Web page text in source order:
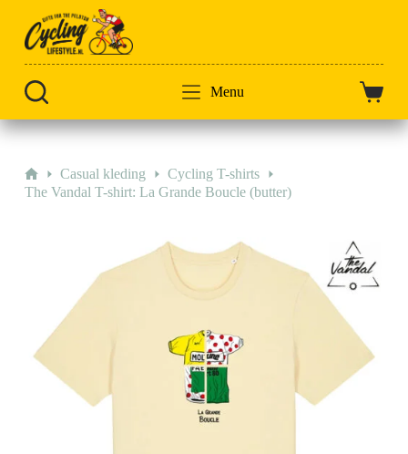
artikel
Menu
HomeCasual kleding
Cycling T-shirts
The Vandal T-shirt: La Grande Boucle (butter)